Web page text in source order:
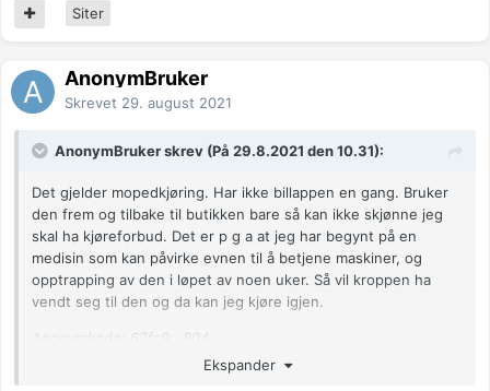
Siter
AnonymBruker
Skrevet 29. august 2021
AnonymBruker skrev (På 29.8.2021 den 10.31):
Det gjelder mopedkjøring. Har ikke billappen en gang. Bruker
den frem og tilbake til butikken bare så kan ikke skjønne jeg
skal ha kjøreforbud. Det er p g a at jeg har begynt på en
medisin som kan påvirke evnen til å betjene maskiner, og
opptrapping av den i løpet av noen uker. Så vil kroppen ha
vendt seg til den og da kan jeg kjøre igjen.
Anonymkode: 62fc9...804
Ekspander